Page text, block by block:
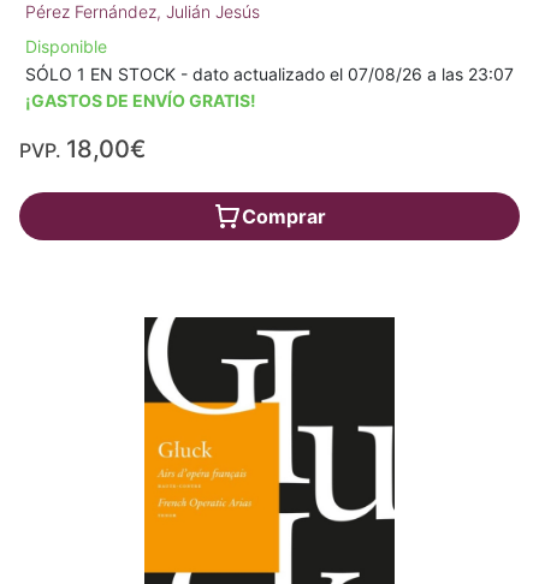
Pérez Fernández, Julián Jesús
Disponible
SÓLO 1 EN STOCK - dato actualizado el 07/08/26 a las 23:07
¡GASTOS DE ENVÍO GRATIS!
PVP. 18,00€
Comprar